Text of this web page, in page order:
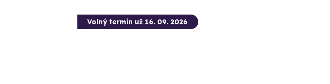
Volný termín už 16. 09. 2026